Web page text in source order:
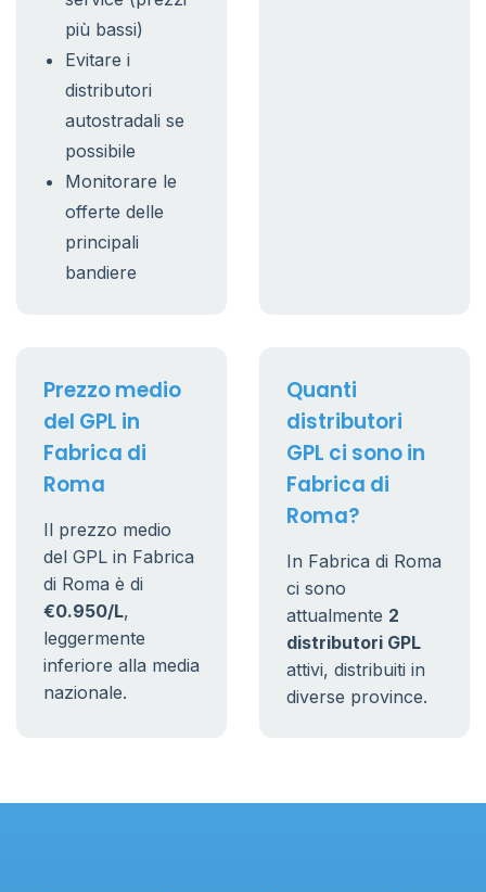
più bassi)
Evitare i
distributori
autostradali se
possibile
Monitorare le
offerte delle
principali
bandiere
Prezzo medio
del GPL in
Fabrica di
Roma
Il prezzo medio
del GPL in Fabrica
di Roma è di
€0.950/L,
leggermente
inferiore alla media
nazionale.
Quanti
distributori
GPL ci sono in
Fabrica di
Roma?
In Fabrica di Roma
ci sono
attualmente 2
distributori GPL
attivi, distribuiti in
diverse province.